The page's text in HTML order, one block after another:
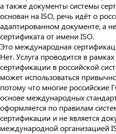
а также документы системы
основан на ISO, речь идёт о
адаптированном документе, а
сертификата от имени ISO.
Это международная
Нет. Услуга проводится в
сертификации в российской
может использоваться
потому что многие
основе международных
оформляется по правилам
сертификации и не является
международной организацией